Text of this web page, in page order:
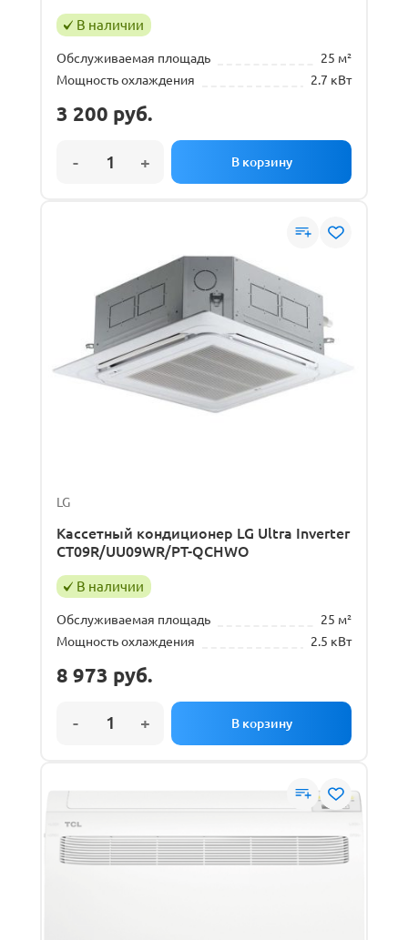
В наличии
Обслуживаемая площадь
25 м²
Мощность охлаждения
2.7 кВт
3 200 руб.
LG
Кассетный кондиционер LG Ultra Inverter
CT09R/UU09WR/PT-QCHWO
В наличии
Обслуживаемая площадь
25 м²
Мощность охлаждения
2.5 кВт
8 973 руб.